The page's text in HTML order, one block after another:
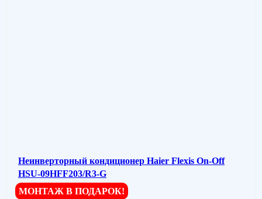
Неинверторный кондиционер Haier Flexis On-Off
HSU-09HFF203/R3-G
МОНТАЖ В ПОДАРОК!